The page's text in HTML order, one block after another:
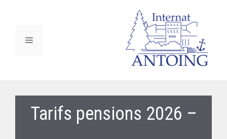
Menu
Tarifs pensions 2026 –